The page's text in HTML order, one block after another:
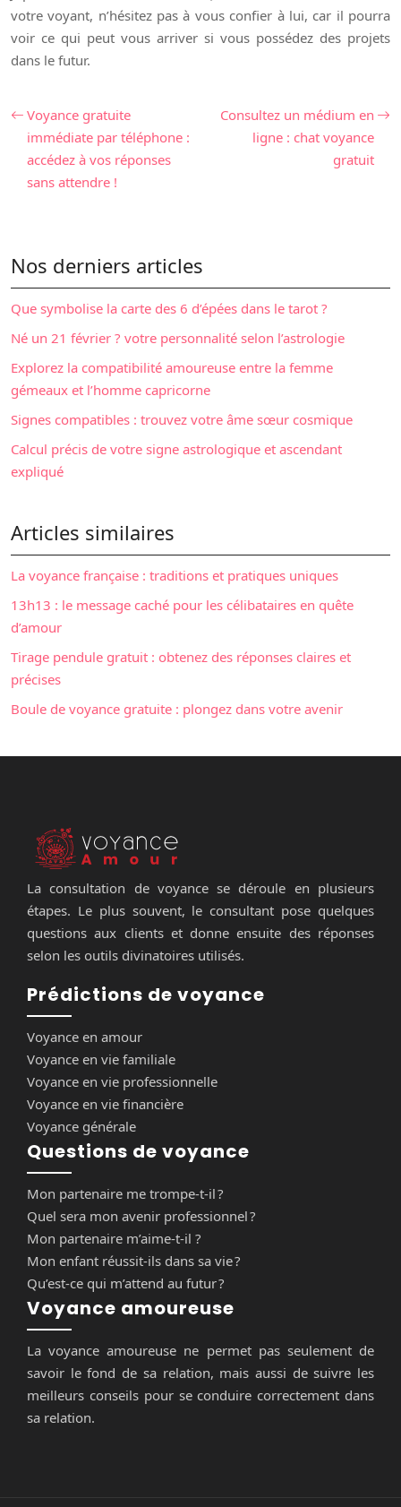
votre voyant, n’hésitez pas à vous confier à lui, car il pourra
voir ce qui peut vous arriver si vous possédez des projets
dans le futur.
Voyance gratuite
immédiate par téléphone :
accédez à vos réponses
sans attendre !
Consultez un médium en
ligne : chat voyance
gratuit
Nos derniers articles
Que symbolise la carte des 6 d’épées dans le tarot ?
Né un 21 février ? votre personnalité selon l’astrologie
Explorez la compatibilité amoureuse entre la femme
gémeaux et l’homme capricorne
Signes compatibles : trouvez votre âme sœur cosmique
Calcul précis de votre signe astrologique et ascendant
expliqué
Articles similaires
La voyance française : traditions et pratiques uniques
13h13 : le message caché pour les célibataires en quête
d’amour
Tirage pendule gratuit : obtenez des réponses claires et
précises
Boule de voyance gratuite : plongez dans votre avenir
La consultation de voyance se déroule en plusieurs
étapes. Le plus souvent, le consultant pose quelques
questions aux clients et donne ensuite des réponses
selon les outils divinatoires utilisés.
Prédictions de voyance
Voyance en amour
Voyance en vie familiale
Voyance en vie professionnelle
Voyance en vie financière
Voyance générale
Questions de voyance
Mon partenaire me trompe-t-il ?
Quel sera mon avenir professionnel ?
Mon partenaire m’aime-t-il ?
Mon enfant réussit-ils dans sa vie ?
Qu’est-ce qui m’attend au futur ?
Voyance amoureuse
La voyance amoureuse ne permet pas seulement de
savoir le fond de sa relation, mais aussi de suivre les
meilleurs conseils pour se conduire correctement dans
sa relation.